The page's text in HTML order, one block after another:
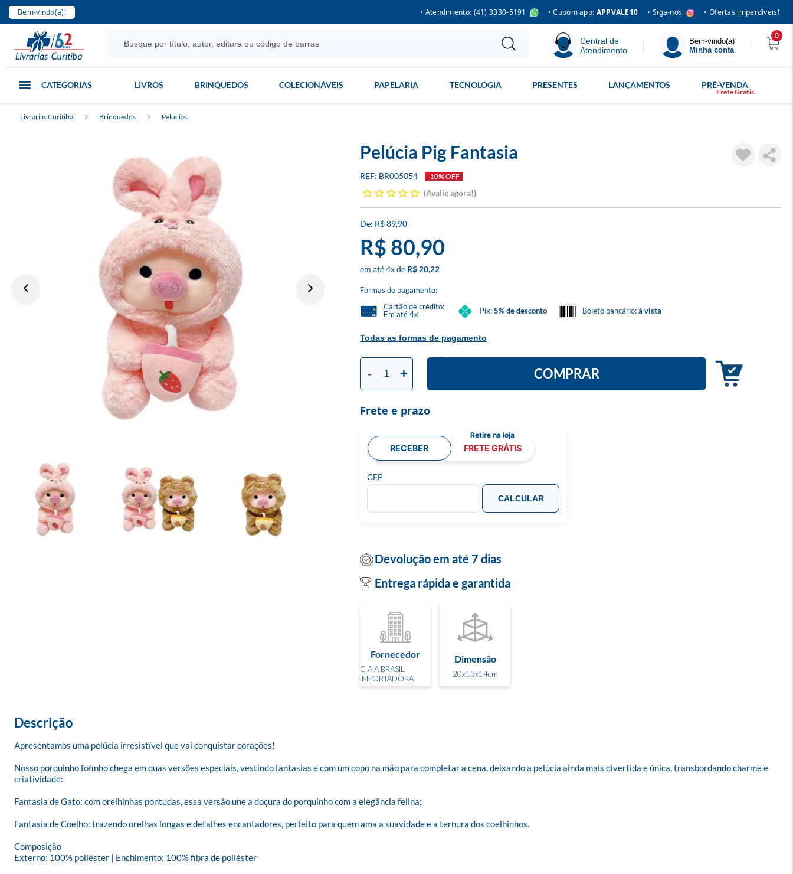
Bem-vindo(a)! • Atendimento: (41) 3330-5191 • Cupom app: APPVALE10 • Siga-nos • Ofertas imperdíveis!
Central de
Atendimento
Bem-vindo(a)
Minha conta
0
CATEGORIAS LIVROS BRINQUEDOS COLECIONÁVEIS PAPELARIA TECNOLOGIA PRESENTES LANÇAMENTOS PRÉ-VENDA
Livrarias Curitiba Brinquedos Pelúcias
Pelúcia Pig Fantasia
BR005054 -10% OFF
Avalie agora!
R$ 89,90
R$ 80,90
4x R$ 20,22
Formas de pagamento:
Todas as formas de pagamento
Cartão de crédito:
Em até 4x
Pix:5% de desconto Boleto bancário:à vista
- + COMPRAR
Frete e prazo
RECEBER FRETE GRÁTIS
CEP
CALCULAR
Devolução em até 7 dias
Entrega rápida e garantida
Fornecedor
C A A BRASIL
IMPORTADORA
Dimensão
20x13x14cm
Descrição
Apresentamos uma pelúcia irresistível que vai conquistar corações!
Nosso porquinho fofinho chega em duas versões especiais, vestindo fantasias e com um copo na mão para completar a cena, deixando a pelúcia ainda mais divertida e única, transbordando charme e
criatividade:
Fantasia de Gato: com orelhinhas pontudas, essa versão une a doçura do porquinho com a elegância felina;
Fantasia de Coelho: trazendo orelhas longas e detalhes encantadores, perfeito para quem ama a suavidade e a ternura dos coelhinhos.
Composição
Externo: 100% poliéster | Enchimento: 100% fibra de poliéster